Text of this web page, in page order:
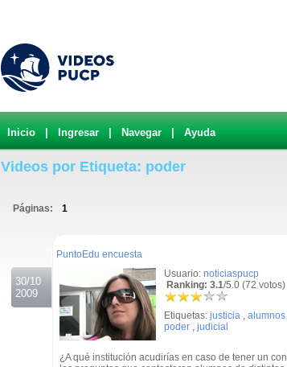
Inicio Ingresar Navegar Ayuda
Videos por Etiqueta: poder
Páginas: 1
30/10
2009
PuntoEdu encuesta
Usuario: noticiaspucp
Ranking: 3.1/5.0 (72 votos)
Etiquetas: justicia , alumnos
poder , judicial
¿A qué institución acudirías en caso de tener un